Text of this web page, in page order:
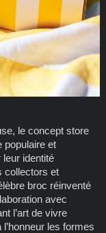
le concept store
populaire et
leur identité
collectors et
broc réinventé
avec
l’art de vivre
les formes